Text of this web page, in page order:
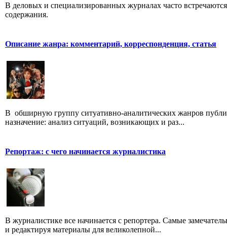
В деловых и специализированных журналах часто
содержания.
Описание жанра: комментарий, корреспонденция, статья
В обширную группу ситуативно-аналитических жанров
назначение: анализ ситуаций, возникающих и раз...
Репортаж: с чего начинается журналистика
В журналистике все начинается с репортера. Самые
и редактируя материалы для великолепной...